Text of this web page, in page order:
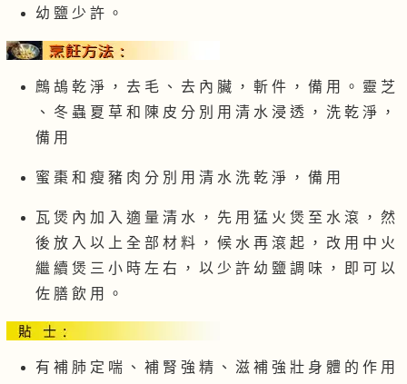
幼 鹽 少 許 。
鷓 鴣 乾 淨 ， 去 毛 、 去 內 臟 ， 斬 件 ， 備 用 。 靈 芝
、 冬 蟲 夏 草 和 陳 皮 分 別 用 清 水 浸 透 ， 洗 乾 淨 ，
備 用
蜜 棗 和 瘦 豬 肉 分 別 用 清 水 洗 乾 淨 ， 備 用
瓦 煲 內 加 入 適 量 清 水 ， 先 用 猛 火 煲 至 水 滾 ， 然
後 放 入 以 上 全 部 材 料 ， 候 水 再 滾 起 ， 改 用 中 火
繼 續 煲 三 小 時 左 右 ， 以 少 許 幼 鹽 調 味 ， 即 可 以
佐 膳 飲 用 。
有 補 肺 定 喘 、 補 腎 強 精 、 滋 補 強 壯 身 體 的 作 用